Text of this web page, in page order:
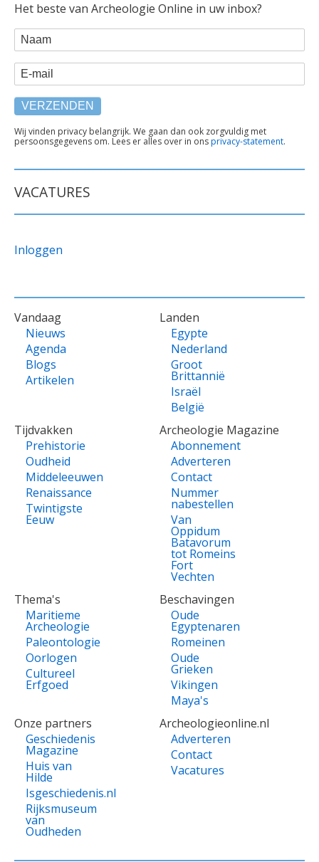
Het beste van Archeologie Online in uw inbox?
WEBFORM
Naam
E-mail
TEKST
ONDER
Wij vinden privacy belangrijk. We gaan dan ook zorgvuldig met
persoonsgegevens om. Lees er alles over in onsprivacy-statement.
VACATURES
Inloggen
VOET
Vandaag
Nieuws
Agenda
Blogs
Artikelen
Landen
Egypte
Nederland
Groot
Brittannië
Israël
België
Tijdvakken
Prehistorie
Oudheid
Middeleeuwen
Renaissance
Twintigste
Eeuw
Archeologie Magazine
Abonnement
Adverteren
Contact
Nummer
nabestellen
Van
Oppidum
Batavorum
tot Romeins
Fort
Vechten
Thema's
Maritieme
Archeologie
Paleontologie
Oorlogen
Cultureel
Erfgoed
Beschavingen
Oude
Egyptenaren
Romeinen
Oude
Grieken
Vikingen
Maya's
Onze partners
Geschiedenis
Magazine
Huis van
Hilde
Isgeschiedenis.nl
Rijksmuseum
van
Oudheden
Archeologieonline.nl
Adverteren
Contact
Vacatures